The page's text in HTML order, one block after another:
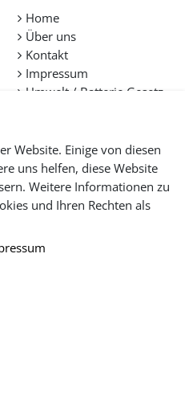
Website. Einige von diesen
uns helfen, diese Website
Weitere Informationen zu
und Ihren Rechten als
Home
Über uns
Kontakt
Impressum
Umwelt / Batterie Gesetz